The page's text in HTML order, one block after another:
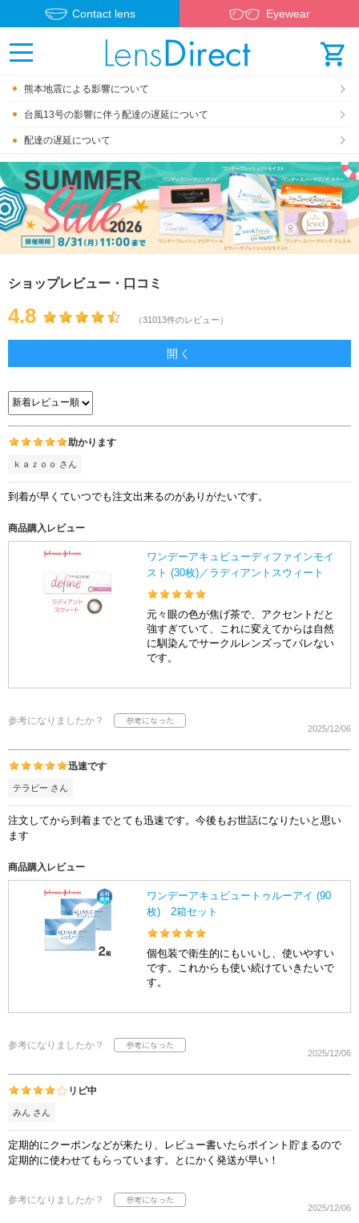
Contact lens Eyewear
熊本地震による影響について
台風13号の影響に伴う配達の遅延について
配達の遅延について
ショップレビュー・口コミ
4.8 （31013件のレビュー）
開く
助かります
ｋａｚｏｏ さん
到着が早くていつでも注文出来るのがありがたいです。
商品購入レビュー
ワンデーアキュビューディファインモイ
スト (30枚)／ラディアントスウィート
元々眼の色が焦げ茶で、アクセントだと
強すぎていて、これに変えてからは自然
に馴染んでサークルレンズってバレない
です。
参考になりましたか？
2025/12/06
迅速です
テラピー さん
注文してから到着までとても迅速です。今後もお世話になりたいと思い
ます
商品購入レビュー
ワンデーアキュビュートゥルーアイ (90
枚) 2箱セット
個包装で衛生的にもいいし、使いやすい
です。これからも使い続けていきたいで
す。
参考になりましたか？
2025/12/06
リピ中
みん さん
定期的にクーポンなどが来たり、レビュー書いたらポイント貯まるので
定期的に使わせてもらっています。とにかく発送が早い！
参考になりましたか？
2025/12/06